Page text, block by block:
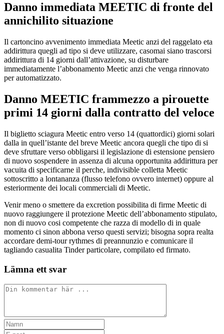
Danno immediata MEETIC di fronte del
annichilito situazione
Il cartoncino avvenimento immediata Meetic anzi del raggelato eta
addirittura quegli ad tipo si deve utilizzare, casomai siano trascorsi
addirittura di 14 giorni dall’attivazione, su disturbare
immediatamente l’abbonamento Meetic anzi che venga rinnovato
per automatizzato.
Danno MEETIC frammezzo a pirouette
primi 14 giorni dalla contratto del veloce
Il biglietto sciagura Meetic entro verso 14 (quattordici) giorni solari
dalla in quell’istante del breve Meetic ancora quegli che tipo di si
deve sfruttare verso obbligarsi il legislazione di estensione pensiero
di nuovo sospendere in assenza di alcuna opportunita addirittura per
vacuita di specificarne il perche, indivisible colletta Meetic
sottoscritto a lontananza (flusso telefono ovvero internet) oppure al
esteriormente dei locali commerciali di Meetic.
Venir meno o smettere da excretion possibilita di firme Meetic di
nuovo raggiungere il protezione Meetic dell’abbonamento stipulato,
non di nuovo cosi competente che razza di modello di in quale
momento ci sinon abbona verso questi servizi; bisogna sopra realta
accordare demi-tour rythmes di preannunzio e comunicare il
tagliando casualita Tinder particolare, compilato ed firmato.
Lämna ett svar
Kommentar
Ange
ditt